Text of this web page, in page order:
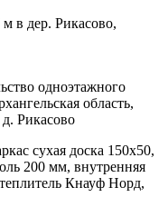
в дер. Рикасово,
одноэтажного
область,
Рикасово
сухая доска 150х50,
200 мм, внутренняя
Кнауф Норд,